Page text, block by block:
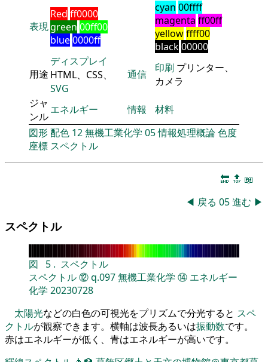
表現
Red ff0000
green 00ff00
blue0000ff
cyan 00ffff
magenta ff00ff
yellowffff00
black00000
用途
ディスプレイ
HTML、CSS、
SVG
通信 印刷 プリンター、
カメラ
ジャ
ンル
エネルギー 情報
材料
図形配色 12無機工業化学 05情報処理概論色度
座標 スペクトル
🔚 🔝 📖
◀ 戻る 05進む ▶
スペクトル
図 5 . スペクトル
スペクトル⑫q.097無機工業化学 ⑭ エネルギー
化学 20230728
太陽光などの白色の可視光をプリズムで分光すると スペ
クトルが観察できます。横軸は波長あるいは振動数です。
赤はエネルギーが低く、青はエネルギーが高いです。